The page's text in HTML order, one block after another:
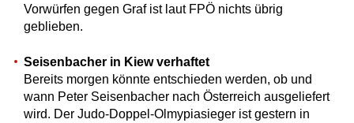
Vorwürfen gegen Graf ist laut FPÖ nichts übrig
geblieben.
Seisenbacher in Kiew verhaftet
Bereits morgen könnte entschieden werden, ob und
wann Peter Seisenbacher nach Österreich ausgeliefert
wird. Der Judo-Doppel-Olmypiasieger ist gestern in